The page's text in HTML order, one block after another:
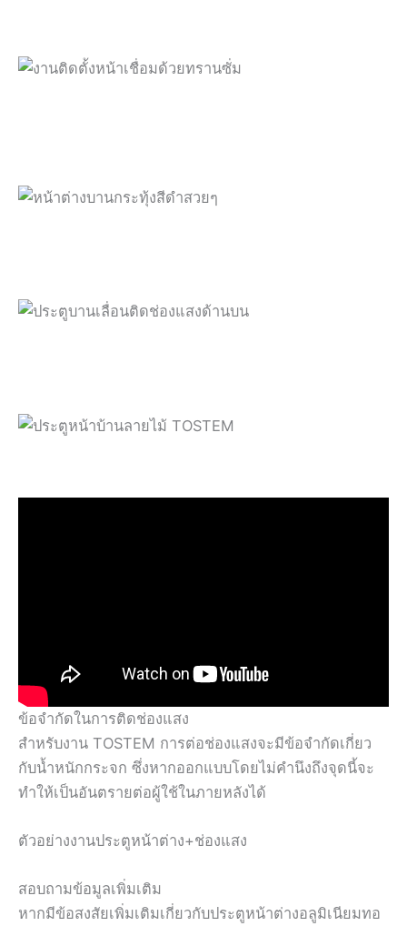
ข้อจำกัดในการติดช่องแสง
สำหรับงาน TOSTEM การต่อช่องแสงจะมีข้อจำกัดเกี่ยว
กับน้ำหนักกระจก ซึ่งหากออกแบบโดยไม่คำนึงถึงจุดนี้จะ
ทำให้เป็นอันตรายต่อผู้ใช้ในภายหลังได้
ตัวอย่างงานประตูหน้าต่าง+ช่องแสง
สอบถามข้อมูลเพิ่มเติม
หากมีข้อสงสัยเพิ่มเติมเกี่ยวกับประตูหน้าต่างอลูมิเนียมทอ